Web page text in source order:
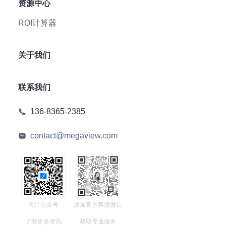
资源中心
ROI计算器
关于我们
联系我们
136-8365-2385
contact@megaview.com
关注公众号
了解更多资讯
添加官方客服微信
获取专业服务